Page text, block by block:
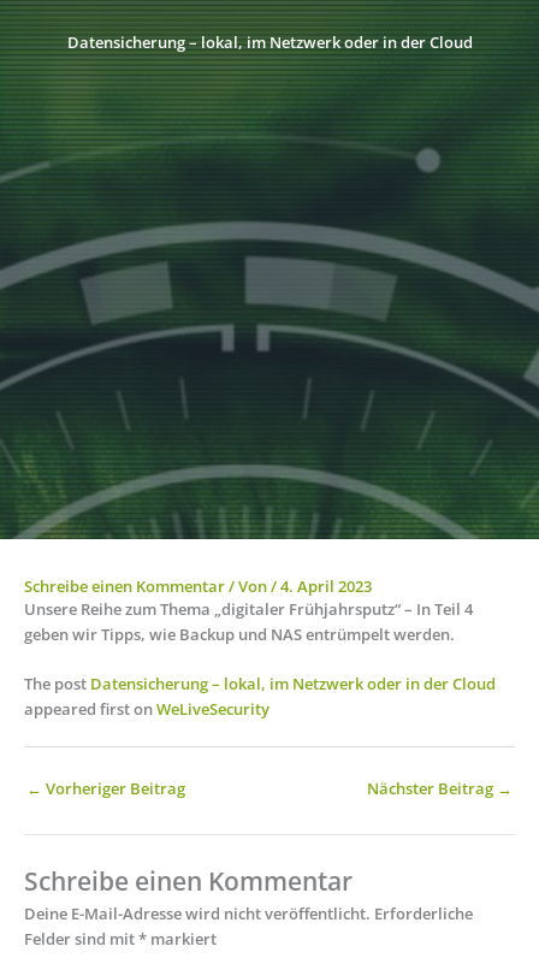
Datensicherung – lokal, im Netzwerk oder in der Cloud
Schreibe einen Kommentar/ Von/4. April 2023
Unsere Reihe zum Thema „digitaler Frühjahrsputz“ – In Teil 4
geben wir Tipps, wie Backup und NAS entrümpelt werden.
The post Datensicherung – lokal, im Netzwerk oder in der Cloud
appeared first onWeLiveSecurity
← Vorheriger Beitrag Nächster Beitrag →
Schreibe einen Kommentar
Deine E-Mail-Adresse wird nicht veröffentlicht. Erforderliche
Felder sind mit* markiert